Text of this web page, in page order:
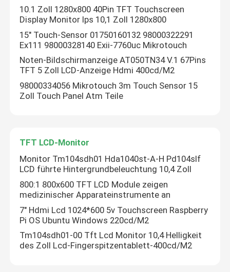
10.1 Zoll 1280x800 40Pin TFT Touchscreen
Display Monitor Ips 10,1 Zoll 1280x800
15" Touch-Sensor 01750160132 98000322291
Ex111 98000328140 Exii-7760uc Mikrotouch
Noten-Bildschirmanzeige AT050TN34 V.1 67Pins
TFT 5 Zoll LCD-Anzeige Hdmi 400cd/M2
98000334056 Mikrotouch 3m Touch Sensor 15
Zoll Touch Panel Atm Teile
TFT LCD-Monitor
Monitor Tm104sdh01 Hda1040st-A-H Pd104slf
LCD führte Hintergrundbeleuchtung 10,4 Zoll
800:1 800x600 TFT LCD Module zeigen
medizinischer Apparateinstrumente an
7" Hdmi Lcd 1024*600 5v Touchscreen Raspberry
Pi OS Ubuntu Windows 220cd/M2
Tm104sdh01-00 Tft Lcd Monitor 10,4 Helligkeit
des Zoll Lcd-Fingerspitzentablett-400cd/M2